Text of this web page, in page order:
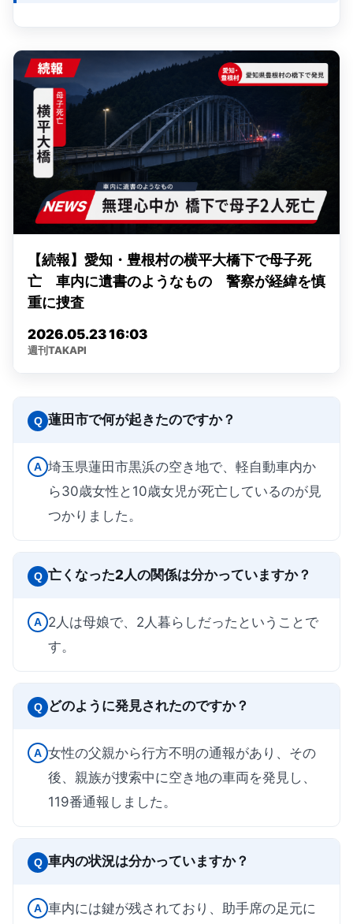
Q 蓮田市で何が起きたのですか？
A 埼玉県蓮田市黒浜の空き地で、軽自動車内か
ら30歳女性と10歳女児が死亡しているのが見
つかりました。
Q 亡くなった2人の関係は分かっていますか？
A 2人は母娘で、2人暮らしだったということで
す。
Q どのように発見されたのですか？
A 女性の父親から行方不明の通報があり、その
後、親族が捜索中に空き地の車両を発見し、
119番通報しました。
Q 車内の状況は分かっていますか？
A 車内には鍵が残されており、助手席の足元に